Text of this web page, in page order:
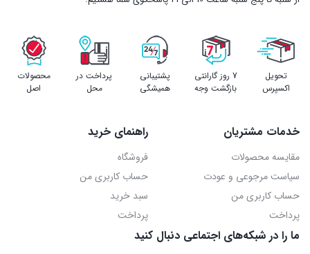
تحویل
اکسپرس
7 روز گارانتی
بازگشت وجه
پشتیبانی
همیشگی
پرداخت در
محل
محصولات
اصل
خدمات مشتریان
مقایسه محصولات
سیاست مرجوعی و عودت
حساب کاربری من
پرداخت
راهنمای خرید
فروشگاه
حساب کاربری من
سبد خرید
پرداخت
ما را در شبکه‌های اجتماعی دنبال کنید